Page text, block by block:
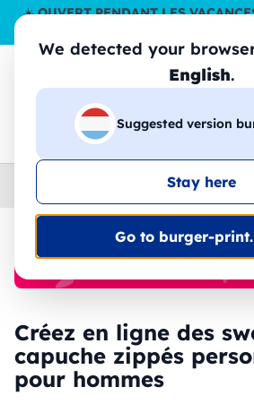
We detected your
English.
Suggested version
Stay here
Go to burger-
☀️OUVERT PENDANT LES
🔎 Recherchez parmi
homme
🔥 Impression DTF à -
Créez en ligne des
capuche zippés
pour hommes